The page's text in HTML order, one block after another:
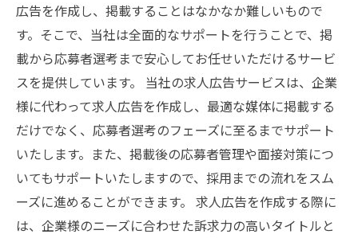
広告を作成し、掲載することはなかなか難しいもので
す。そこで、当社は全面的なサポートを行うことで、掲
載から応募者選考まで安心してお任せいただけるサービ
スを提供しています。 当社の求人広告サービスは、企業
様に代わって求人広告を作成し、最適な媒体に掲載する
だけでなく、応募者選考のフェーズに至るまでサポート
いたします。また、掲載後の応募者管理や面接対策につ
いてもサポートいたしますので、採用までの流れをスム
ーズに進めることができます。 求人広告を作成する際に
は、企業様のニーズに合わせた訴求力の高いタイトルと